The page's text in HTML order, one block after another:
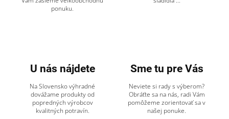
ponuku.
U nás nájdete
Na Slovensko výhradné
dovážame produkty od
popredných výrobcov
kvalitných potravín.
Sme tu pre Vás
Neviete si rady s výberom?
Obráťte sa na nás, radi Vám
pomôžeme zorientovať sa v
našej ponuke.